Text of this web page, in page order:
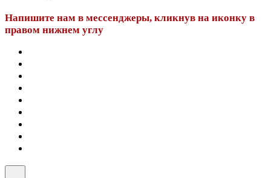
Напишите нам в мессенджеры, кликнув на иконку в
правом нижнем углу